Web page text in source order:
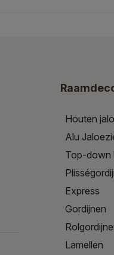
Houten
Alu
Top-down
Express
Gordijnen
Lamellen